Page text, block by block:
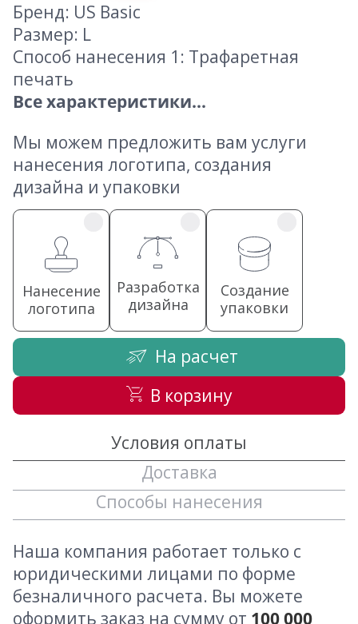
Бренд: US Basic
Размер: L
Способ нанесения 1: Трафаретная
печать
Все характеристики...
Мы можем предложить вам услуги
нанесения логотипа, создания
дизайна и упаковки
Нанесение
логотипа
Разработка
дизайна
Создание
упаковки
На расчет
В корзину
Условия оплаты
Доставка
Способы нанесения
Наша компания работает только с
юридическими лицами по форме
безналичного расчета. Вы можете
оформить заказ на сумму от 100 000